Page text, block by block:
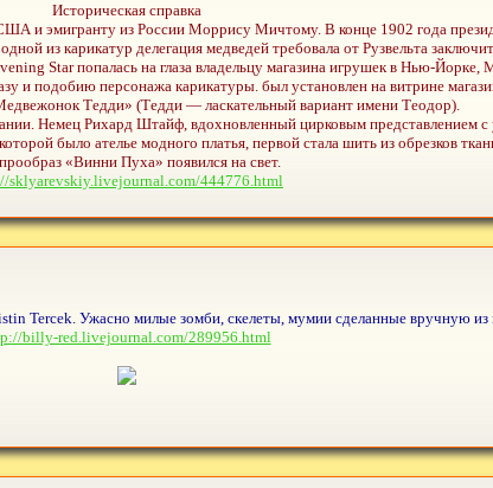
Историческая справка
и эмигранту из России Моррису Мичтому. В конце 1902 года
из карикатур делегация медведей требовала от Рузвельта
Star попалась на глаза владельцу магазина игрушек в Нью-Йорке,
подобию персонажа карикатуры. был установлен на витрине
Тедди» (Тедди — ласкательный вариант имени Теодор).
Немец Рихард Штайф, вдохновленный цирковым представлением
было ателье модного платья, первой стала шить из обрезков
«Винни Пуха» появился на свет.
sklyarevskiy.livejournal.com/444776.html
Tercek. Ужасно милые зомби, скелеты, мумии сделанные вручную
billy-red.livejournal.com/289956.html